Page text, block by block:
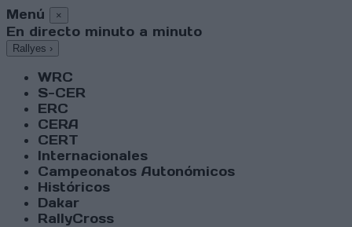
Menú ×
En directo minuto a minuto
Rallyes ›
WRC
S-CER
ERC
CERA
CERT
Internacionales
Campeonatos Autonómicos
Históricos
Dakar
RallyCross